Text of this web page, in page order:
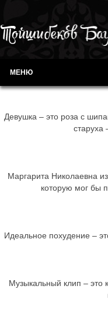
МЕНЮ
Девушка – это роза с
старуха
Маргарита Николаевна
которую мог бы
Идеальное похудение –
Музыкальный клип – это